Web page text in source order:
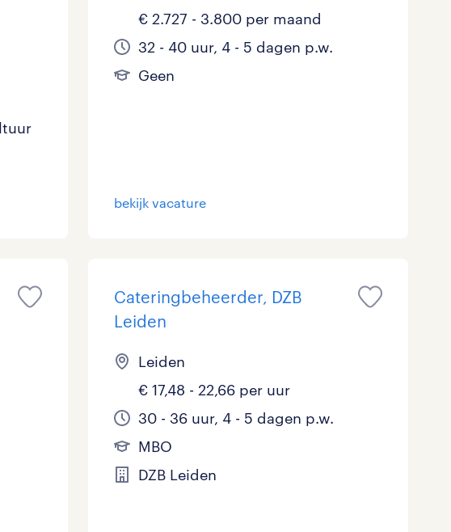
Commercieel / Verkoop
Overheid
HAVO/VWO 0
MBO
17 - 24 uur 1
37 - 40+ uur 0
Tijdelijk met uitzicht op vast 1
€ 2.727 - 3.800 per maand
32 - 40 uur, 4 - 5 dagen p.w.
Geen
bekijk vacature
Cateringbeheerder, DZB
Leiden
Leiden
€ 17,48 - 22,66 per uur
30 - 36 uur, 4 - 5 dagen p.w.
MBO
DZB Leiden